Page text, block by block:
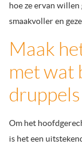
hoe ze ervan
smaakvoller en
Maak
met wat
Om het
is het een